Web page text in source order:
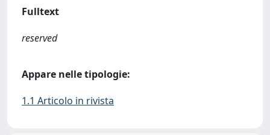
Fulltext
reserved
Appare nelle tipologie:
1.1 Articolo in rivista